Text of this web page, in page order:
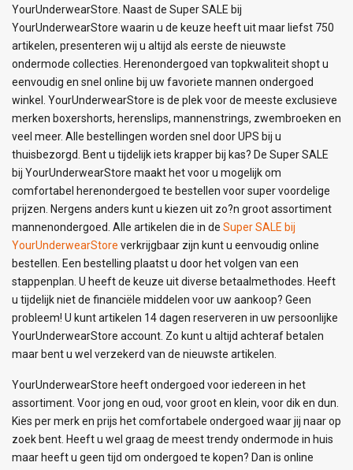
YourUnderwearStore. Naast de Super SALE bij
YourUnderwearStore waarin u de keuze heeft uit maar liefst 750
artikelen, presenteren wij u altijd als eerste de nieuwste
ondermode collecties. Herenondergoed van topkwaliteit shopt u
eenvoudig en snel online bij uw favoriete mannen ondergoed
winkel. YourUnderwearStore is de plek voor de meeste exclusieve
merken boxershorts, herenslips, mannenstrings, zwembroeken en
veel meer. Alle bestellingen worden snel door UPS bij u
thuisbezorgd. Bent u tijdelijk iets krapper bij kas? De Super SALE
bij YourUnderwearStore maakt het voor u mogelijk om
comfortabel herenondergoed te bestellen voor super voordelige
prijzen. Nergens anders kunt u kiezen uit zo?n groot assortiment
mannenondergoed. Alle artikelen die in de Super SALE bij
YourUnderwearStore verkrijgbaar zijn kunt u eenvoudig online
bestellen. Een bestelling plaatst u door het volgen van een
stappenplan. U heeft de keuze uit diverse betaalmethodes. Heeft
u tijdelijk niet de financiële middelen voor uw aankoop? Geen
probleem! U kunt artikelen 14 dagen reserveren in uw persoonlijke
YourUnderwearStore account. Zo kunt u altijd achteraf betalen
maar bent u wel verzekerd van de nieuwste artikelen.
YourUnderwearStore heeft ondergoed voor iedereen in het
assortiment. Voor jong en oud, voor groot en klein, voor dik en dun.
Kies per merk en prijs het comfortabele ondergoed waar jij naar op
zoek bent. Heeft u wel graag de meest trendy ondermode in huis
maar heeft u geen tijd om ondergoed te kopen? Dan is online